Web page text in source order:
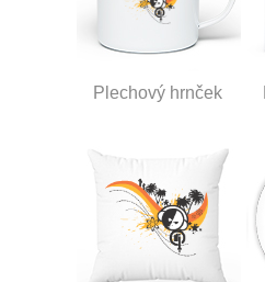
Plechový hrnček